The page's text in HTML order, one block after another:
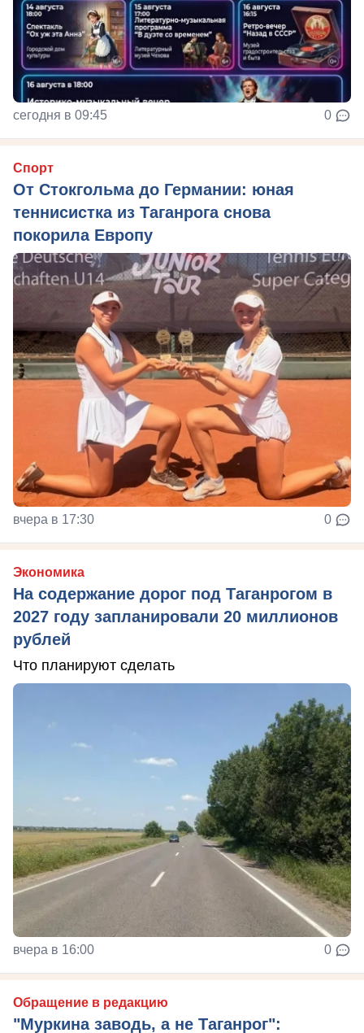
сегодня в 09:45 0
Спорт
От Стокгольма до Германии: юная
теннисистка из Таганрога снова
покорила Европу
вчера в 17:30 0
Экономика
На содержание дорог под Таганрогом в
2027 году запланировали 20 миллионов
рублей
Что планируют сделать
вчера в 16:00 0
Обращение в редакцию
"Муркина заводь, а не Таганрог":